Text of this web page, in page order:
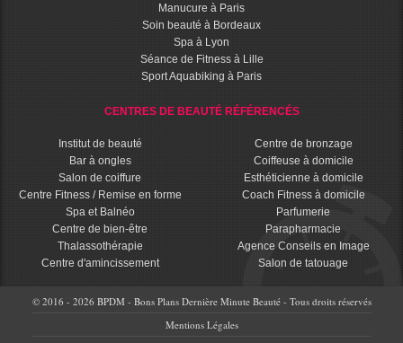
Manucure à Paris
Soin beauté à Bordeaux
Spa à Lyon
Séance de Fitness à Lille
Sport Aquabiking à Paris
CENTRES DE BEAUTÉ RÉFÉRENCÉS
Institut de beauté
Bar à ongles
Salon de coiffure
Centre Fitness / Remise en forme
Spa et Balnéo
Centre de bien-être
Thalassothérapie
Centre d'amincissement
Centre de bronzage
Coiffeuse à domicile
Esthéticienne à domicile
Coach Fitness à domicile
Parfumerie
Parapharmacie
Agence Conseils en Image
Salon de tatouage
© 2016 - 2026 BPDM - Bons Plans Dernière Minute Beauté - Tous droits réservés
Mentions Légales